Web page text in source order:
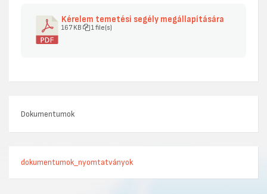
Kérelem temetési segély megállapítására
167 KB 1 file(s)
Dokumentumok
dokumentumok_nyomtatványok